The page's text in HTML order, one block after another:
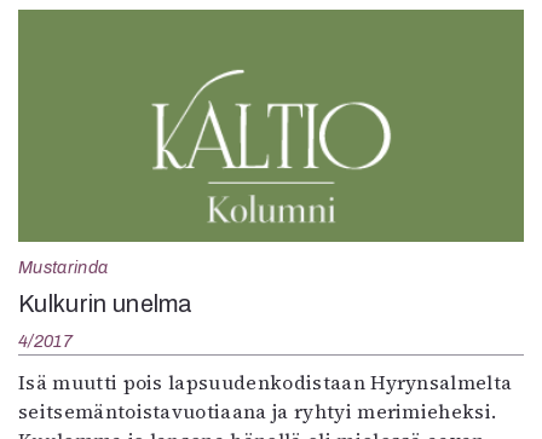
Mustarinda
Kulkurin unelma
4/2017
Isä muutti pois lapsuudenkodistaan Hyrynsalmelta
seitsemäntoistavuotiaana ja ryhtyi merimieheksi.